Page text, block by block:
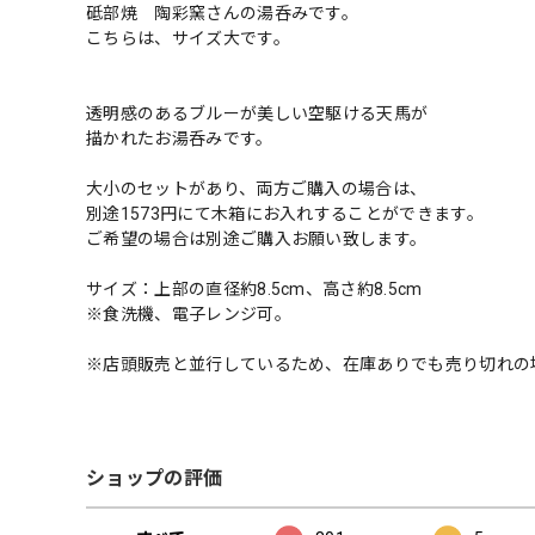
砥部焼 陶彩窯さんの湯呑みです。
こちらは、サイズ大です。
透明感のあるブルーが美しい空駆ける天馬が
描かれたお湯呑みです。
大小のセットがあり、両方ご購入の場合は、
別途1573円にて木箱にお入れすることができます。
ご希望の場合は別途ご購入お願い致します。
サイズ：上部の直径約8.5cm、高さ約8.5cm
※食洗機、電子レンジ可。
※店頭販売と並行しているため、在庫ありでも売り切れの
ショップの評価